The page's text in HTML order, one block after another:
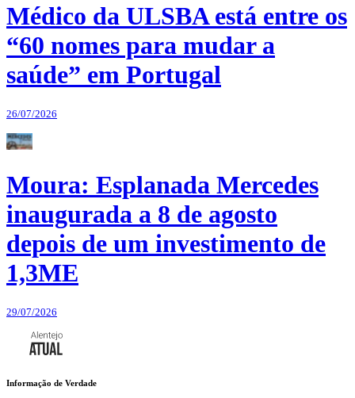
Médico da ULSBA está entre os
“60 nomes para mudar a
saúde” em Portugal
26/07/2026
Moura: Esplanada Mercedes
inaugurada a 8 de agosto
depois de um investimento de
1,3ME
29/07/2026
Informação de Verdade